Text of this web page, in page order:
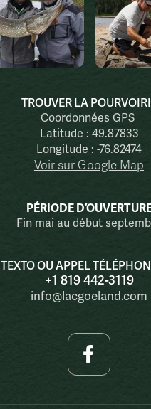
TROUVER LA
Coordonnées GPS
Latitude : 49.87833
Longitude : -76.82474
Voir sur Google Map
PÉRIODE
Fin mai au début
TEXTO OU APPEL
+1 819 442-3119
info@lacgoeland.com
